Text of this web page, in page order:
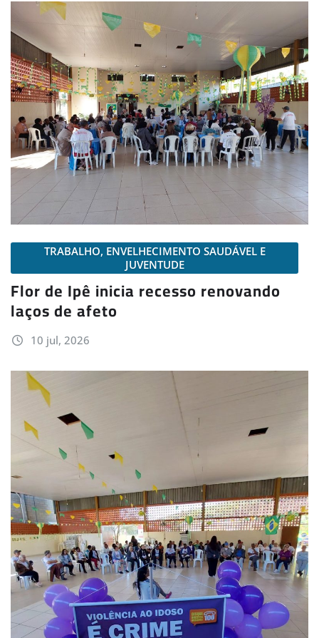
TRABALHO, ENVELHECIMENTO SAUDÁVEL E
JUVENTUDE
Flor de Ipê inicia recesso renovando
laços de afeto
10 jul, 2026